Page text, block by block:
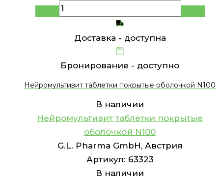
Доставка - доступна
Бронирование - доступно
Нейромультивит таблетки покрытые оболочкой N100
В наличии
Нейромультивит таблетки покрытые
оболочкой N100
G.L. Pharma GmbH, Австрия
Артикул: 63323
В наличии